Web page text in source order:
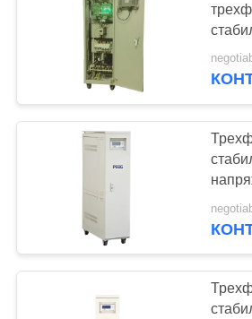
СПРОСИТЕ
ЦИТАТУ
COMPANYнапряжения
Трехфазный
регулятор
напряжения
SBW
с